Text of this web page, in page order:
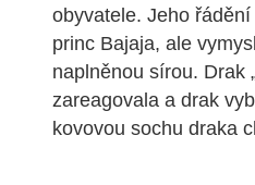
obyvatele. Jeho
princ Bajaja, ale
naplněnou sírou. Drak
zareagovala a drak
kovovou sochu draka